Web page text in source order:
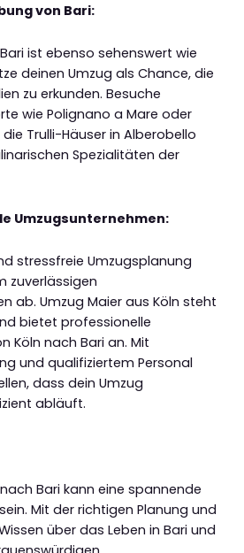
von Bari:
ist ebenso sehenswert wie
deinen Umzug als Chance, die
zu erkunden. Besuche
wie Polignano a Mare oder
Trulli-Häuser in Alberobello
Spezialitäten der
Umzugsunternehmen:
stressfreie Umzugsplanung
zuverlässigen
ab. Umzug Maier aus Köln steht
bietet professionelle
Köln nach Bari an. Mit
und qualifiziertem Personal
dass dein Umzug
abläuft.
Bari kann eine spannende
Mit der richtigen Planung und
über das Leben in Bari und